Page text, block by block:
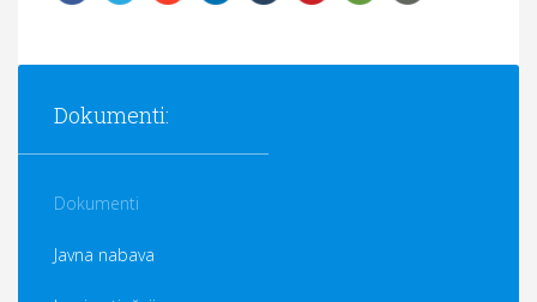
Dokumenti:
Dokumenti
Javna nabava